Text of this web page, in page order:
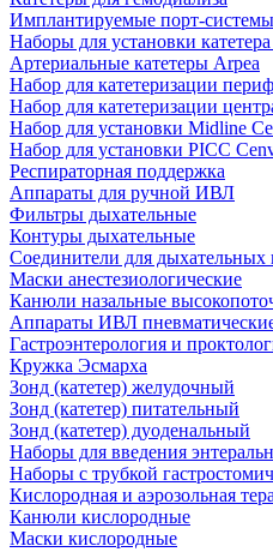
Имплантируемые порт‑системы
Наборы для установки
Артериальные катетеры Arpea
Набор для катетеризации
Набор для катетеризации
Набор для установки Midline
Набор для установки PICC
Респираторная поддержка
Аппараты для ручной ИВЛ
Фильтры дыхательные
Контуры дыхательные
Соединители для дыхательных
Маски анестезиологические
Канюли назальные
Аппараты ИВЛ
Гастроэнтерология и
Кружка Эсмарха
Зонд (катетер) желудочный
Зонд (катетер) питательный
Зонд (катетер) дуоденальный
Наборы для введения
Наборы с трубкой
Кислородная и аэрозольная
Канюли кислородные
Маски кислородные